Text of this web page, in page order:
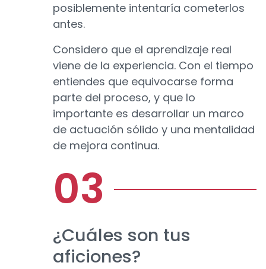
posiblemente intentaría cometerlos
antes.
Considero que el aprendizaje real
viene de la experiencia. Con el tiempo
entiendes que equivocarse forma
parte del proceso, y que lo
importante es desarrollar un marco
de actuación sólido y una mentalidad
de mejora continua.
¿Cuáles son tus
aficiones?